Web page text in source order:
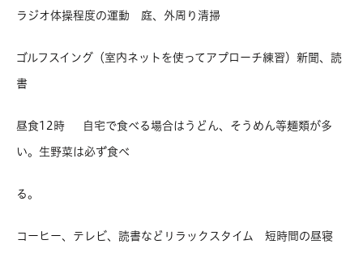
ラジオ体操程度の運動 庭、外周り清掃
ゴルフスイング（室内ネットを使ってアプローチ練習）新聞、読
書
昼食12時 自宅で食べる場合はうどん、そうめん等麺類が多
い。生野菜は必ず食べ
る。
コーヒー、テレビ、読書などリラックスタイム 短時間の昼寝